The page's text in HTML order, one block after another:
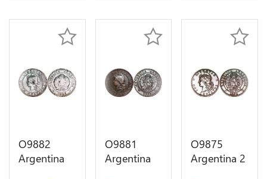
O9882
Argentina
O9881
Argentina
O9875
Argentina 2